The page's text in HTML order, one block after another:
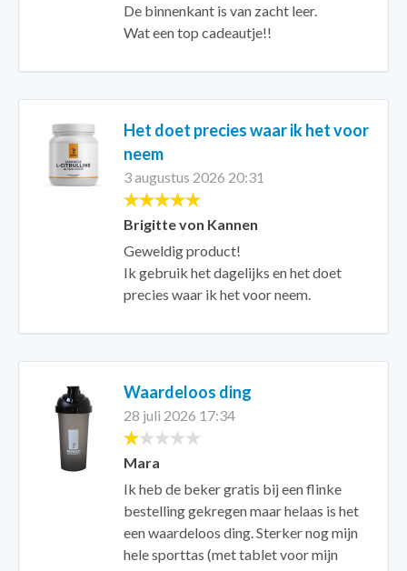
De binnenkant is van zacht leer.
Wat een top cadeautje!!
Het doet precies waar ik het voor
neem
3 augustus 2026 20:31
Brigitte von Kannen
Geweldig product!
Ik gebruik het dagelijks en het doet
precies waar ik het voor neem.
Waardeloos ding
28 juli 2026 17:34
Mara
Ik heb de beker gratis bij een flinke
bestelling gekregen maar helaas is het
een waardeloos ding. Sterker nog mijn
hele sporttas (met tablet voor mijn